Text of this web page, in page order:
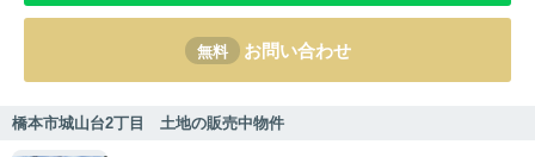
無料 お問い合わせ
橋本市城山台2丁目 土地の販売中物件